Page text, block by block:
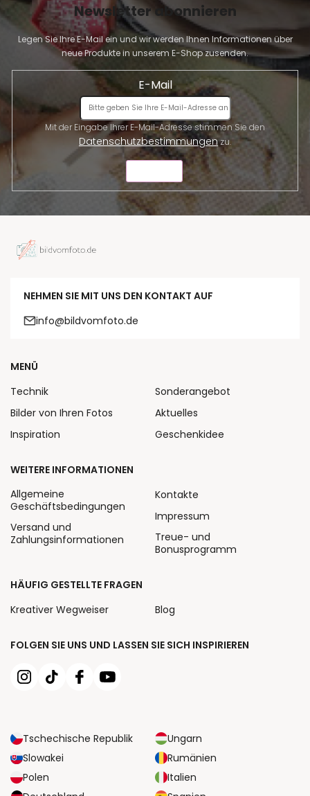
Newsletter abonnieren
Legen Sie Ihre E-Mail ein und wir werden Ihnen Informationen über
neue Produkte in unserem E-Shop zusenden.
E-Mail
Datenschutzbestimmungenzu.
NEHMEN SIE MIT UNS DEN KONTAKT AUF
info@bildvomfoto.de
FOLGEN SIE UNS UND LASSEN SIE SICH INSPIRIEREN
Tschechische Republik
Ungarn
Slowakei
Rumänien
Polen
Italien
MENÜ
Technik
Bilder von Ihren Fotos
Inspiration
Sonderangebot
Aktuelles
Geschenkidee
WEITERE INFORMATIONEN
Allgemeine
Geschäftsbedingungen
Versand und
Zahlungsinformationen
Kontakte
Impressum
Treue- und
Bonusprogramm
HÄUFIG GESTELLTE FRAGEN
Kreativer Wegweiser
Blog